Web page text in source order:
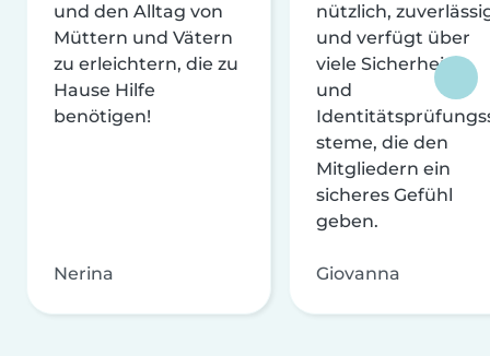
und den Alltag von
Müttern und Vätern
zu erleichtern, die zu
Hause Hilfe
benötigen!
Nerina
nützlich,
und verfügt über
viele Sicherheits-
und
steme, die den
Mitgliedern ein
sicheres Gefühl
geben.
Giovanna